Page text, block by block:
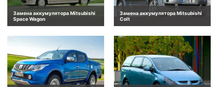
Замена аккумулятора Mitsubishi
Space Wagon
Замена аккумулятора Mitsubishi
Colt